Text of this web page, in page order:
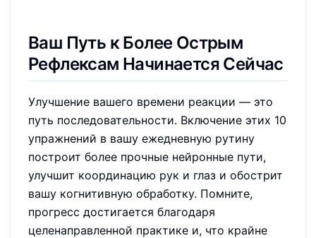
Ваш Путь к Более Острым
Рефлексам Начинается Сейчас
Улучшение вашего времени реакции — это
путь последовательности. Включение этих 10
упражнений в вашу ежедневную рутину
построит более прочные нейронные пути,
улучшит координацию рук и глаз и обострит
вашу когнитивную обработку. Помните,
прогресс достигается благодаря
целенаправленной практике и, что крайне